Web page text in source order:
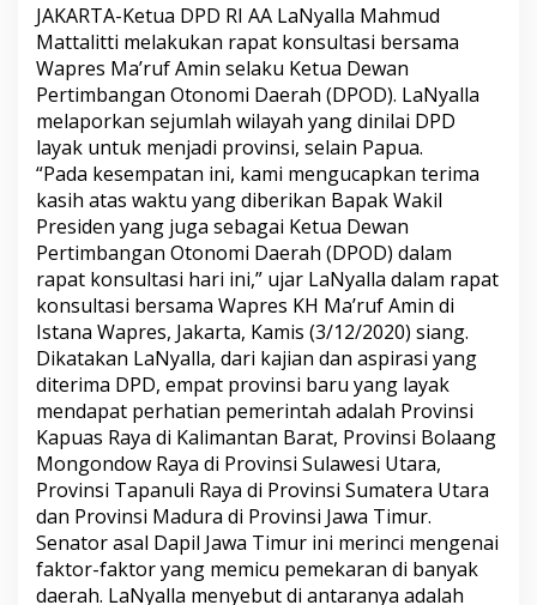
L
a
p
o
r
k
a
n
W
i
l
a
y
a
h
y
a
n
g
L
a
y
a
k
J
a
d
JAKARTA-Ketua DPD RI AA LaNyalla Mahmud
Mattalitti melakukan rapat konsultasi bersama
Wapres Ma’ruf Amin selaku Ketua Dewan
Pertimbangan Otonomi Daerah (DPOD). LaNyalla
melaporkan sejumlah wilayah yang dinilai DPD
layak untuk menjadi provinsi, selain Papua.
“Pada kesempatan ini, kami mengucapkan terima
kasih atas waktu yang diberikan Bapak Wakil
Presiden yang juga sebagai Ketua Dewan
Pertimbangan Otonomi Daerah (DPOD) dalam
rapat konsultasi hari ini,” ujar LaNyalla dalam rapat
konsultasi bersama Wapres KH Ma’ruf Amin di
Istana Wapres, Jakarta, Kamis (3/12/2020) siang.
Dikatakan LaNyalla, dari kajian dan aspirasi yang
diterima DPD, empat provinsi baru yang layak
mendapat perhatian pemerintah adalah Provinsi
Kapuas Raya di Kalimantan Barat, Provinsi Bolaang
Mongondow Raya di Provinsi Sulawesi Utara,
Provinsi Tapanuli Raya di Provinsi Sumatera Utara
dan Provinsi Madura di Provinsi Jawa Timur.
Senator asal Dapil Jawa Timur ini merinci mengenai
faktor-faktor yang memicu pemekaran di banyak
daerah. LaNyalla menyebut di antaranya adalah